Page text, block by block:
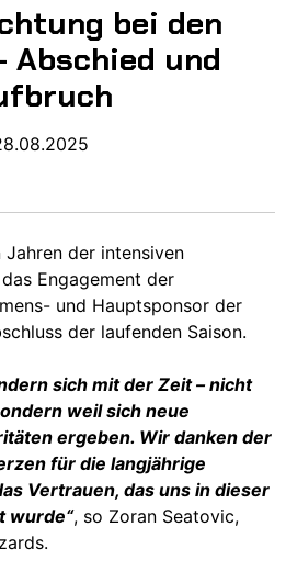
bei den
Abschied und
der intensiven
Engagement der
und Hauptsponsor der
der laufenden Saison.
sich mit der Zeit – nicht
weil sich neue
ergeben. Wir danken der
für die langjährige
Vertrauen, das uns in dieser
wurde“, so Zoran Seatovic,